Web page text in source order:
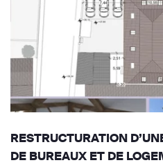
RESTRUCTURATION
DE BUREAUX ET DE